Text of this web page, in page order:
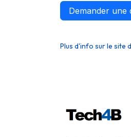
Demander une
Plus d'info sur le site